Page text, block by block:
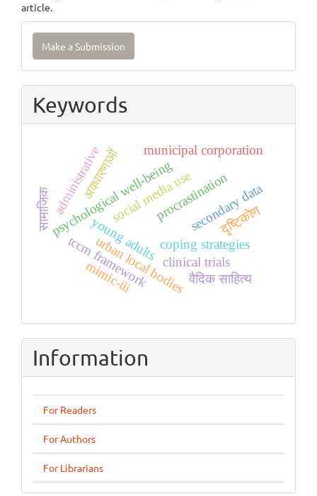
article.
Make
Submission
Make a Submission
Keywords
procrastination
social media use
coping strategies
psychological well-being
young adults
secondary data
urban local bodies
municipal corporation
administrative
tccm framework clinical trials
mimic-iii
अवधारणाओं
वैदिक साहित्य
सामाजिक दृष्टिकोण
Information
For Readers
For Authors
For Librarians